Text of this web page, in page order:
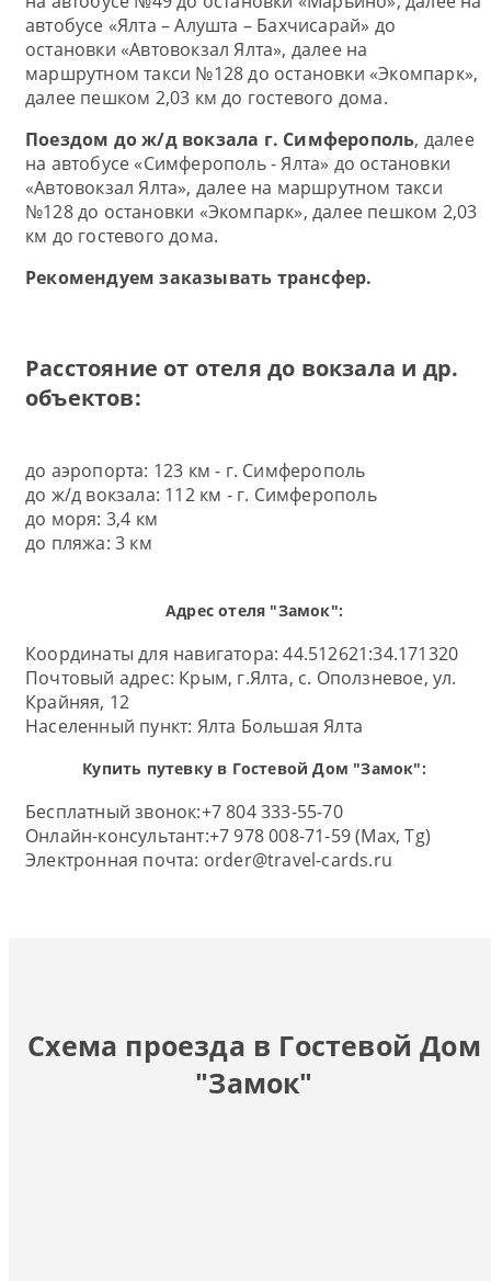
автобусе «Ялта – Алушта – Бахчисарай» до
остановки «Автовокзал Ялта», далее на
маршрутном такси №128 до остановки «Экомпарк»,
далее пешком 2,03 км до гостевого дома.
Поездом до ж/д вокзала г. Симферополь, далее
на автобусе «Симферополь - Ялта» до остановки
«Автовокзал Ялта», далее на маршрутном такси
№128 до остановки «Экомпарк», далее пешком 2,03
км до гостевого дома.
Рекомендуем заказывать трансфер.
Расстояние от отеля до вокзала и др.
объектов:
до аэропорта: 123 км - г. Симферополь
до ж/д вокзала: 112 км - г. Симферополь
до моря: 3,4 км
до пляжа: 3 км
Адрес отеля "Замок":
Координаты для навигатора: 44.512621:34.171320
Почтовый адрес: Крым, г.Ялта, с. Оползневое, ул.
Крайняя, 12
Населенный пункт: Ялта Большая Ялта
Купить путевку в Гостевой Дом "Замок":
Бесплатный звонок:+7 804 333-55-70
Онлайн-консультант:+7 978 008-71-59 (Max, Tg)
Электронная почта: order@travel-cards.ru
Схема проезда в Гостевой Дом
"Замок"